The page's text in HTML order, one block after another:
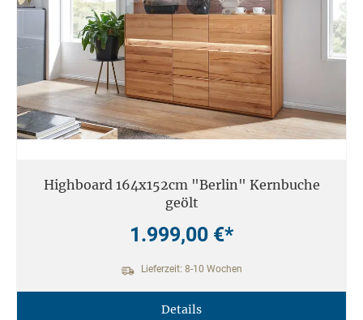
Highboard 164x152cm "Berlin" Kernbuche
geölt
1.999,00 €*
Lieferzeit: 8-10 Wochen
Details